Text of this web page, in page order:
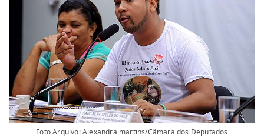
Foto Arquivo: Alexandra martins/Câmara dos Deputados